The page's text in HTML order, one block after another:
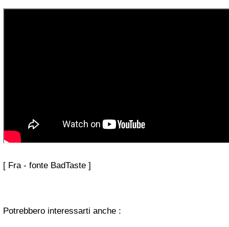
[ Fra - fonte BadTaste ]
Potrebbero interessarti anche :